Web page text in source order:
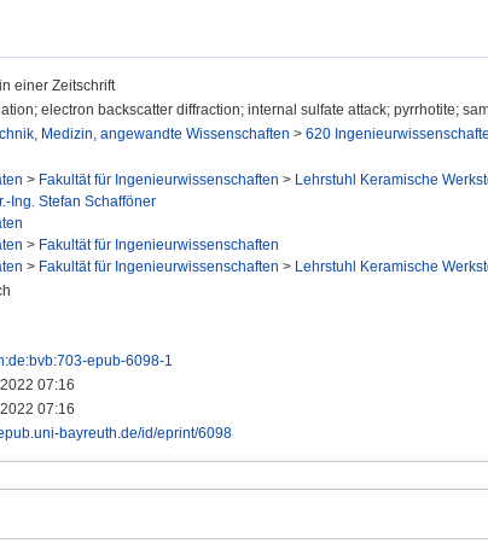
einer Zeitschrift
electron backscatter diffraction; internal sulfate attack; pyrrhotite;
Medizin, angewandte Wissenschaften > 620
> Fakultät für Ingenieurwissenschaften > Lehrstuhl Keramische
Ing. Stefan Schafföner
> Fakultät für Ingenieurwissenschaften
> Fakultät für Ingenieurwissenschaften > Lehrstuhl Keramische
epub-6098-1
07:16
07:16
bayreuth.de/id/eprint/6098